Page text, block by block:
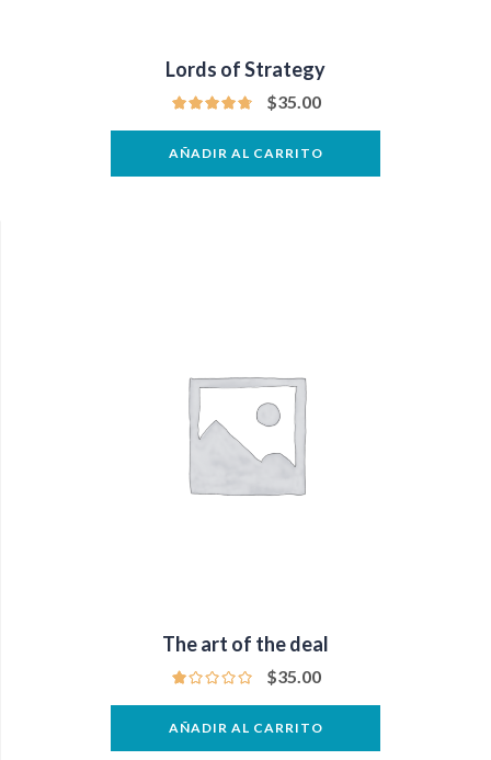
Lords of Strategy
$35.00
AÑADIR AL CARRITO
The art of the deal
$35.00
AÑADIR AL CARRITO